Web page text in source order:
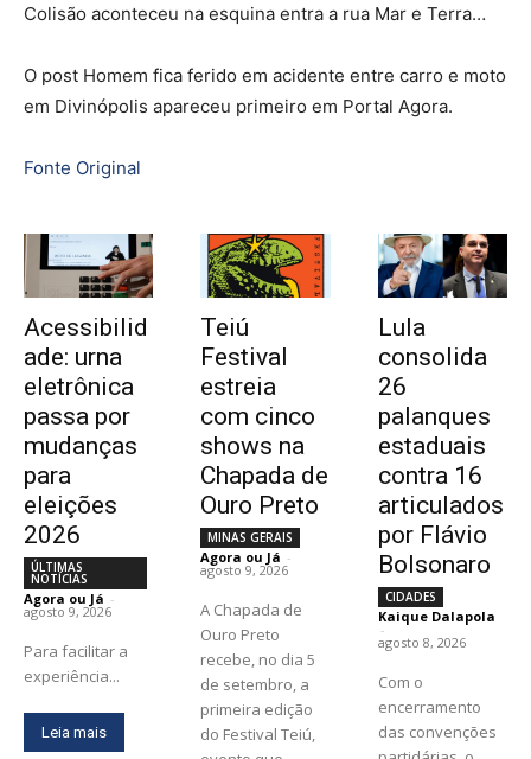
Colisão aconteceu na esquina entra a rua Mar e Terra…
O post Homem fica ferido em acidente entre carro e moto
em Divinópolis apareceu primeiro em Portal Agora.
Fonte Original
Acessibilid
ade: urna
eletrônica
passa por
mudanças
para
eleições
2026
ÚLTIMAS
NOTÍCIAS
Agora ou Já -
agosto 9, 2026
Para facilitar a
experiência...
Leia mais
Teiú
Festival
estreia
com cinco
shows na
Chapada de
Ouro Preto
MINAS GERAIS
Agora ou Já -
agosto 9, 2026
A Chapada de
Ouro Preto
recebe, no dia 5
de setembro, a
primeira edição
do Festival Teiú,
Lula
consolida
26
palanques
estaduais
contra 16
articulados
por Flávio
Bolsonaro
CIDADES
Kaique Dalapola
-
agosto 8, 2026
Com o
encerramento
das convenções